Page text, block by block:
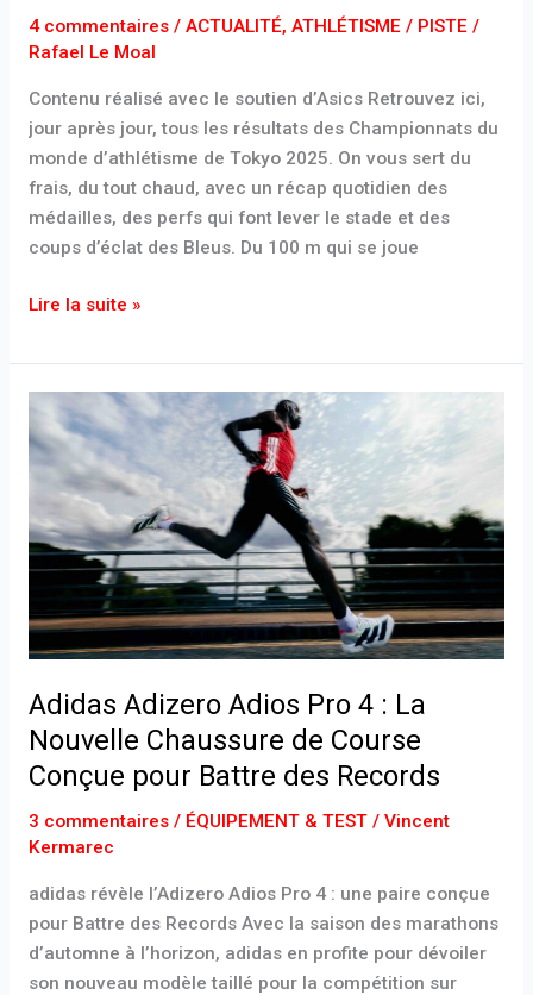
4 commentaires / ACTUALITÉ, ATHLÉTISME / PISTE/
Rafael Le Moal
Contenu réalisé avec le soutien d’Asics Retrouvez ici,
jour après jour, tous les résultats des Championnats du
monde d’athlétisme de Tokyo 2025. On vous sert du
frais, du tout chaud, avec un récap quotidien des
médailles, des perfs qui font lever le stade et des
coups d’éclat des Bleus. Du 100 m qui se joue
Lire la suite »
Adidas Adizero Adios Pro 4 : La
Nouvelle Chaussure de Course
Conçue pour Battre des Records
3 commentaires / ÉQUIPEMENT & TEST/ Vincent
Kermarec
adidas révèle l’Adizero Adios Pro 4 : une paire conçue
pour Battre des Records Avec la saison des marathons
d’automne à l’horizon, adidas en profite pour dévoiler
son nouveau modèle taillé pour la compétition sur
Adidas
Adizero
Adios
Pro
4
:
Nouvelle
Chaussure
Course
Conçue
pour
Battre
des
Records